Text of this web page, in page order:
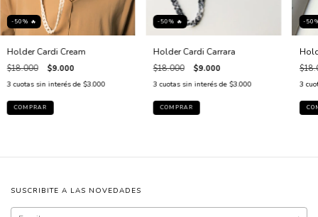
-50% 🔥
Holder Cardi Cream
$18.000 $9.000
3 cuotas sin interés de $3.000
-50% 🔥
Holder Cardi Carrara
$18.000 $9.000
3 cuotas sin interés de $3.000
-
3
SUSCRIBITE A LAS NOVEDADES